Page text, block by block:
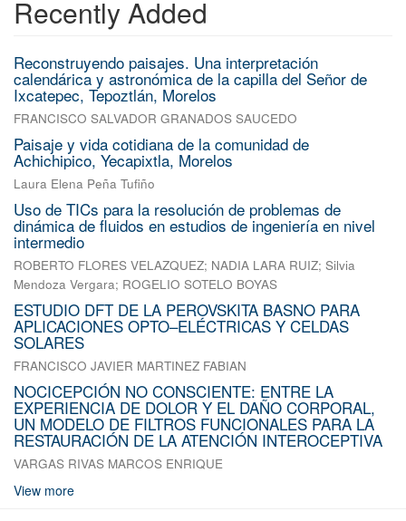
Recently Added
Reconstruyendo paisajes. Una interpretación
calendárica y astronómica de la capilla del Señor de
Ixcatepec, Tepoztlán, Morelos
FRANCISCO SALVADOR GRANADOS SAUCEDO
Paisaje y vida cotidiana de la comunidad de
Achichipico, Yecapixtla, Morelos
Laura Elena Peña Tufiño
Uso de TICs para la resolución de problemas de
dinámica de fluidos en estudios de ingeniería en nivel
intermedio
ROBERTO FLORES VELAZQUEZ; NADIA LARA RUIZ; Silvia
Mendoza Vergara; ROGELIO SOTELO BOYAS
ESTUDIO DFT DE LA PEROVSKITA BASNO PARA
APLICACIONES OPTO–ELÉCTRICAS Y CELDAS
SOLARES
FRANCISCO JAVIER MARTINEZ FABIAN
NOCICEPCIÓN NO CONSCIENTE: ENTRE LA
EXPERIENCIA DE DOLOR Y EL DAÑO CORPORAL,
UN MODELO DE FILTROS FUNCIONALES PARA LA
RESTAURACIÓN DE LA ATENCIÓN INTEROCEPTIVA
VARGAS RIVAS MARCOS ENRIQUE
View more